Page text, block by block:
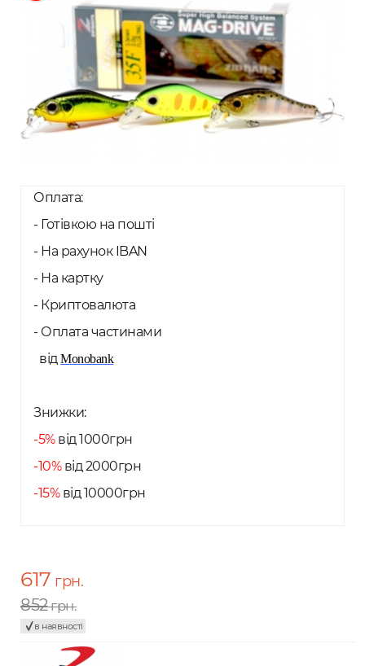
Оплата:
- Готівкою на пошті
- На рахунок IBAN
- На картку
- Криптовалюта
- Оплата частинами
відMonobank
Знижки:
-5%від 1000грн
-10%від 2000грн
-15%від 10000грн
617 грн.
852грн.
в наявності